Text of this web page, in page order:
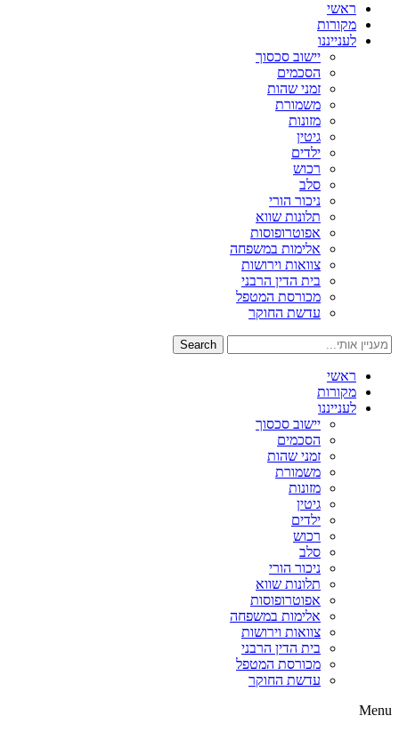
ראשי
מקורות
לענייננו
יישוב סכסוך
הסכמים
זמני שהות
משמורת
מזונות
גיטין
ילדים
רכוש
סלב
ניכור הורי
תלונות שווא
אפוטרופוסות
אלימות במשפחה
צוואות וירושות
בית הדין הרבני
מכורסת המטפל
עדשת החוקר
Search
ראשי
מקורות
לענייננו
יישוב סכסוך
הסכמים
זמני שהות
משמורת
מזונות
גיטין
ילדים
רכוש
סלב
ניכור הורי
תלונות שווא
אפוטרופוסות
אלימות במשפחה
צוואות וירושות
בית הדין הרבני
מכורסת המטפל
עדשת החוקר
Menu